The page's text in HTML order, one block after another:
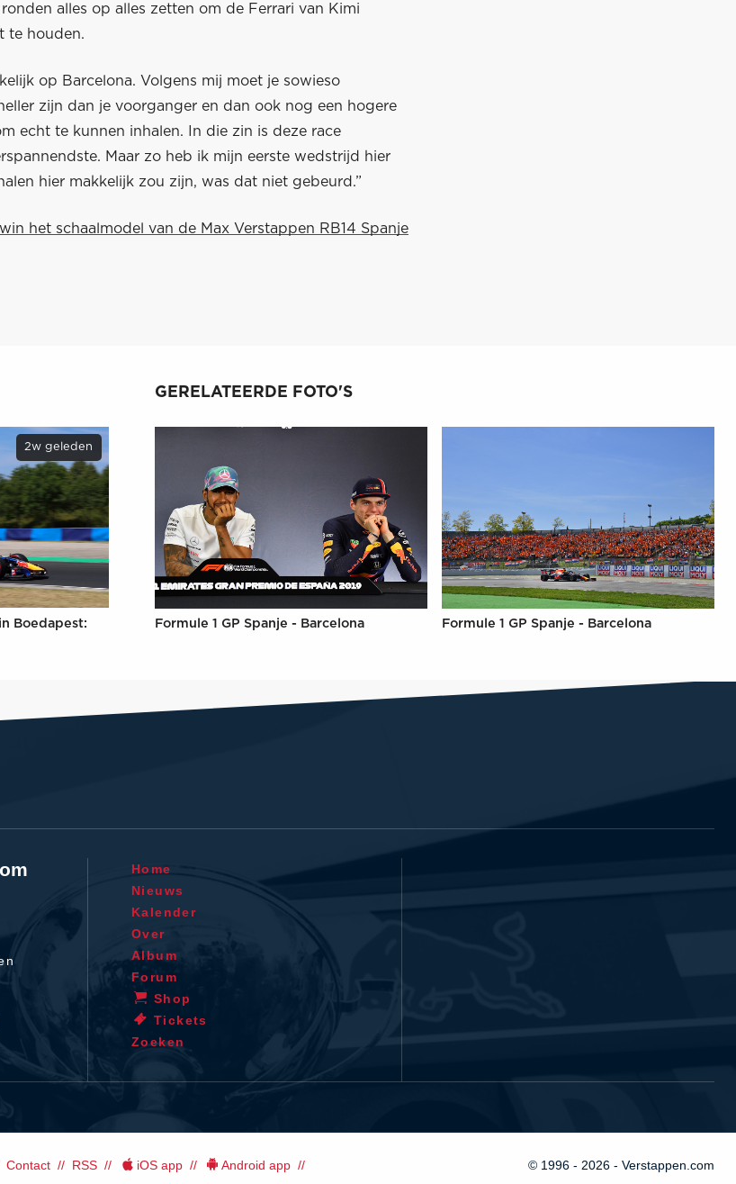
alles op alles zetten om de Ferrari van Kimi
te houden.
op Barcelona. Volgens mij moet je sowieso
zijn dan je voorganger en dan ook nog een hogere
echt te kunnen inhalen. In die zin is deze race
Maar zo heb ik mijn eerste wedstrijd hier
hier makkelijk zou zijn, was dat niet gebeurd.”
het schaalmodel van de Max Verstappen RB14 Spanje
2w geleden
Boedapest:
GERELATEERDE FOTO'S
Formule 1 GP Spanje - Barcelona Formule 1 GP Spanje - Barcelona
Home
Nieuws
Kalender
Over
Album
Forum
Shop
Tickets
Zoeken
Contact RSS iOS app Android app © 1996 - 2026 - Verstappen.com